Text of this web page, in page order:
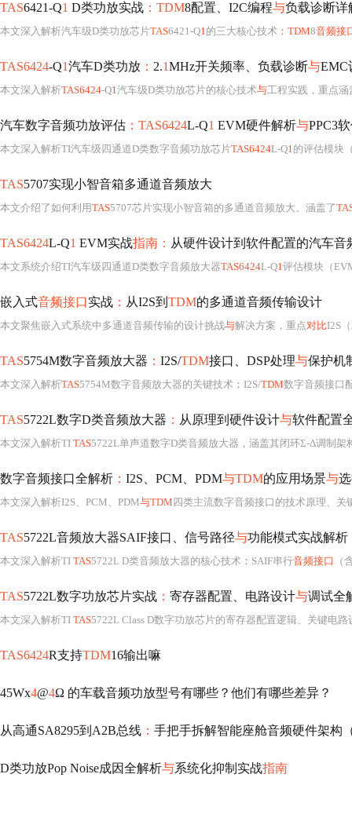
TAS6421-Q1 D类功放实战 ：TDM8配置、I2C编程与负载诊断详
本文深入解析汽车级D类功放芯片TAS6421-Q1的三大核心技术 ：TDM8音频接
TAS6424-Q1汽车D类功放 ： 2.1MHz开关频率、负载诊断与EMC
本文深入解析TAS6424-Q1汽车级D类功放芯片的核心技术与工程实践，重点涵
汽车数字音频功放评估 ：TAS6424L-Q1 EVM硬件解析与PPC3
本文深入解析TI汽车级四通道D类数字音频功放芯片TAS6424L-Q1的评估模块
TAS5707实现小智音箱多通道音频放大
本文介绍了如何利用TAS5707芯片实现小智音箱的多通道音频放大。涵盖了
TAS6424L-Q1 EVM实战指南： 从硬件设计到软件配置的汽车音
本文系统介绍TI汽车级四通道D类数字音频放大器TAS6424L-Q1评估模块（
嵌入式音频接口实战 ： 从I2S到 TDM的多通道音频传输设计
本文聚焦嵌入式系统中多通道音频传输的设计挑战与解决方案，重点对比I2S
TAS5754M数字音频放大器 ： I2S/TDM接口、DSP处理与保护机
本文深入解析TAS5754M数字音频放大器的关键技术 ： I2S/TDM数字音频接口配置
TAS5722L数字D类音频放大器 ： 从原理到硬件设计与软件配置
本文深入解析TI TAS5722L单声道数字D类音频放大器，涵盖其闭环Σ-Δ调制架
数字音频接口全解析 ： I2S、PCM、PDM与TDM的应用场景与
本文深入解析I2S、PCM、PDM与TDM 四类主流数字音频接口的技术原理、关键参数及适用场
TAS5722L音频放大器SAIF接口、信号路径与功能模式实战解析
本文深入解析TI TAS5722L D类音频放大器的核心技术 ： SAIF串行音频接口 （
TAS5722L数字功放芯片实战 ： 寄存器配置、电路设计与调试全
本文深入解析TI TAS5722L Class D数字功放芯片的寄存器配置逻辑、关键电路
TAS6424R支持TDM16输出嘛
45Wx4@4Ω 的车载音频功放型号有哪些？他们有哪些差异？
从高通SA8295到A2B总线 ： 手把手拆解智能座舱音频硬件架构
D类功放Pop Noise成因全解析与系统化抑制实战指南